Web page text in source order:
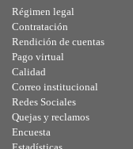
Régimen legal
Contratación
Rendición de cuentas
Pago virtual
Calidad
Correo institucional
Redes Sociales
Quejas y reclamos
Encuesta